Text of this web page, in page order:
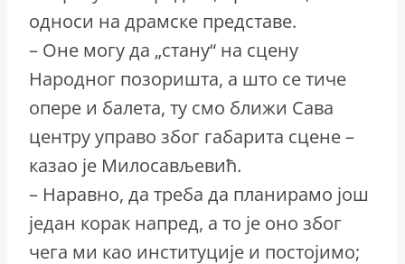
односи на драмске представе.
– Оне могу да „стану“ на сцену
Народног позоришта, а што се тиче
опере и балета, ту смо ближи Сава
центру управо због габарита сцене –
казао је Милосављевић.
– Наравно, да треба да планирамо још
један корак напред, а то је оно због
чега ми као институције и постојимо;